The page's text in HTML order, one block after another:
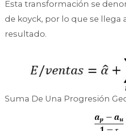
Esta transformación se
de koyck, por lo que se llega
resultado.
Suma De Una Progresión